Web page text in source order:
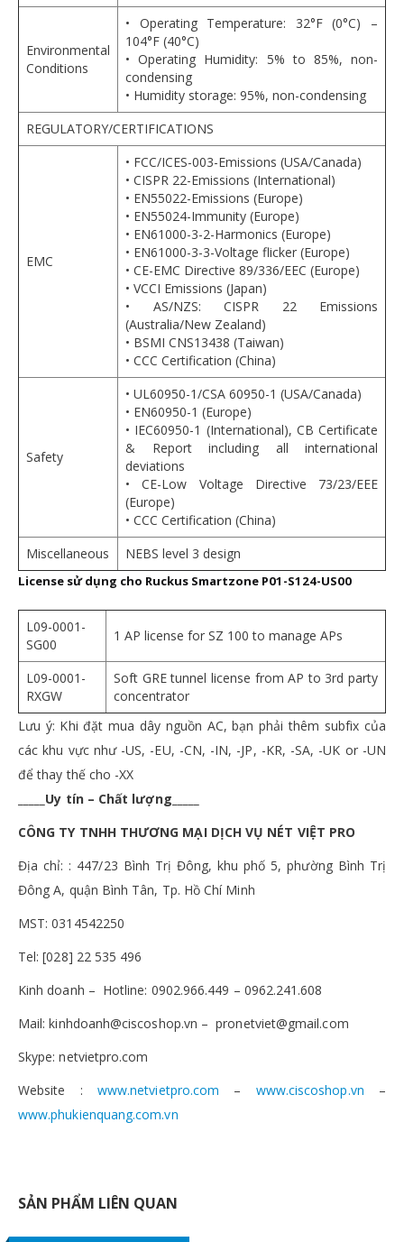
Environmental
Conditions
• Operating Temperature: 32°F (0°C) –
104°F (40°C)
• Operating Humidity: 5% to 85%, non-
condensing
• Humidity storage: 95%, non-condensing
REGULATORY/CERTIFICATIONS
EMC
• FCC/ICES-003-Emissions (USA/Canada)
• CISPR 22-Emissions (International)
• EN55022-Emissions (Europe)
• EN55024-Immunity (Europe)
• EN61000-3-2-Harmonics (Europe)
• EN61000-3-3-Voltage flicker (Europe)
• CE-EMC Directive 89/336/EEC (Europe)
• VCCI Emissions (Japan)
• AS/NZS: CISPR 22 Emissions
(Australia/New Zealand)
• BSMI CNS13438 (Taiwan)
• CCC Certification (China)
Safety
• UL60950-1/CSA 60950-1 (USA/Canada)
• EN60950-1 (Europe)
• IEC60950-1 (International), CB Certificate
& Report including all international
deviations
• CE-Low Voltage Directive 73/23/EEE
(Europe)
• CCC Certification (China)
Miscellaneous
NEBS level 3 design
License sử dụng cho Ruckus Smartzone P01-S124-US00
L09-0001-
SG00
1 AP license for SZ 100 to manage APs
L09-0001-
RXGW
Soft GRE tunnel license from AP to 3rd party
concentrator
Lưu ý: Khi đặt mua dây nguồn AC, bạn phải thêm subfix của
các khu vực như -US, -EU, -CN, -IN, -JP, -KR, -SA, -UK or -UN
để thay thế cho -XX
_____Uy tín – Chất lượng_____
CÔNG TY TNHH THƯƠNG MẠI DỊCH VỤ NÉT VIỆT PRO
Địa chỉ: : 447/23 Bình Trị Đông, khu phố 5, phường Bình Trị
Đông A, quận Bình Tân, Tp. Hồ Chí Minh
MST: 0314542250
Tel: [028] 22 535 496
Kinh doanh – Hotline: 0902.966.449 – 0962.241.608
Mail: kinhdoanh@ciscoshop.vn – pronetviet@gmail.com
Skype: netvietpro.com
Website : www.netvietpro.com – www.ciscoshop.vn –
www.phukienquang.com.vn
SẢN PHẨM LIÊN QUAN